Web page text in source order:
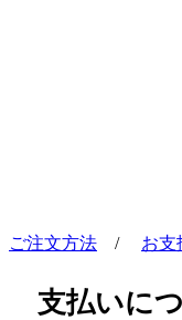
ご注文方法 / お支
支払いに